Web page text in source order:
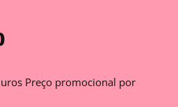
Preço promocional por